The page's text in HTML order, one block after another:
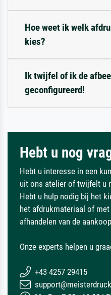
Hoe weet ik welk
kies?
Ik twijfel of ik de
geconfigureerd!
Hebt u nog
Hebt u interesse in een
uit ons atelier of twijfelt u
Hebt u hulp nodig bij het
het afdrukmateriaal of
afhandelen van de
Onze experts helpen u
+43 4257 29415